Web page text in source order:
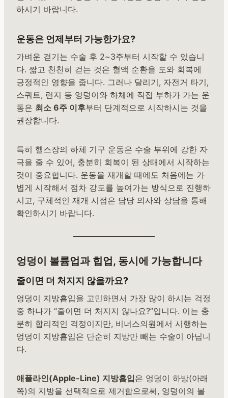
하시기 바랍니다.
운동은 언제부터 가능한가요?
가벼운 걷기는 수술 후 2~3주부터 시작할 수 있습니
다. 짧고 천천히 걷는 것은 혈액 순환을 도와 회복에
긍정적인 영향을 줍니다. 그러나 달리기, 자전거 타기,
스쿼트, 런지 등 엉덩이와 하체에 직접 부하가 가는 운
동은 최소 6주 이후부터 단계적으로 시작하시는 것을
권장합니다.
특히 헬스장의 하체 기구 운동은 수술 부위에 강한 자
극을 줄 수 있어, 충분히 회복이 된 상태에서 시작하는
것이 중요합니다. 운동을 재개할 때에도 처음에는 가
볍게 시작해서 점차 강도를 높여가는 방식으로 진행하
시고, 구체적인 재개 시점은 담당 의사와 상담을 통해
확인하시기 바랍니다.
엉덩이 볼륨업과 힙업, 동시에 가능합니다
줄이면 더 처지지 않을까요?
엉덩이 지방흡입을 고민하면서 가장 많이 하시는 걱정
중 하나가 “줄이면 더 처지지 않나요?”입니다. 이는 충
분히 합리적인 걱정이지만, 비너스의원에서 시행하는
엉덩이 지방흡입은 단순히 지방만 빼는 수술이 아닙니
다.
애플라인(Apple-Line) 지방흡입은 엉덩이 하방(아래
쪽)의 지방을 선택적으로 제거함으로써, 엉덩이의 볼